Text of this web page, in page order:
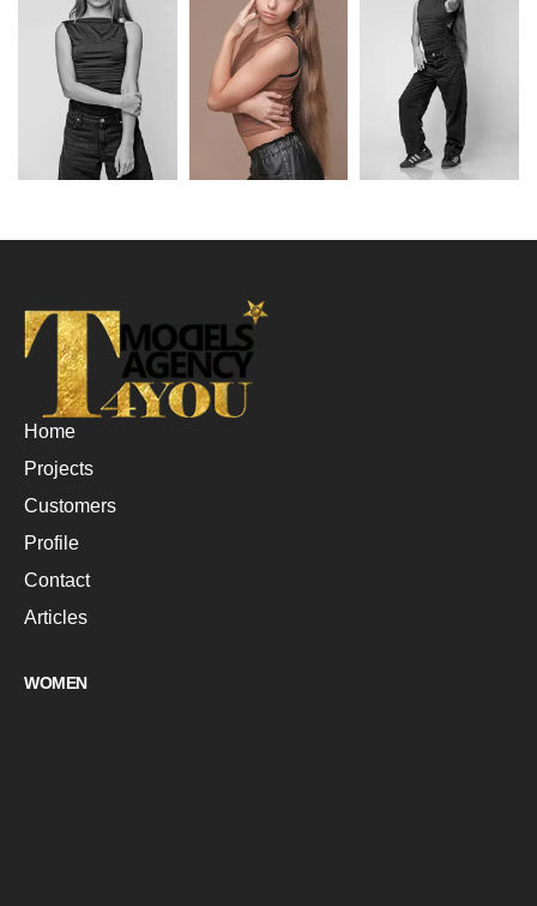
Home
Projects
Customers
Profile
Contact
Articles
WOMEN